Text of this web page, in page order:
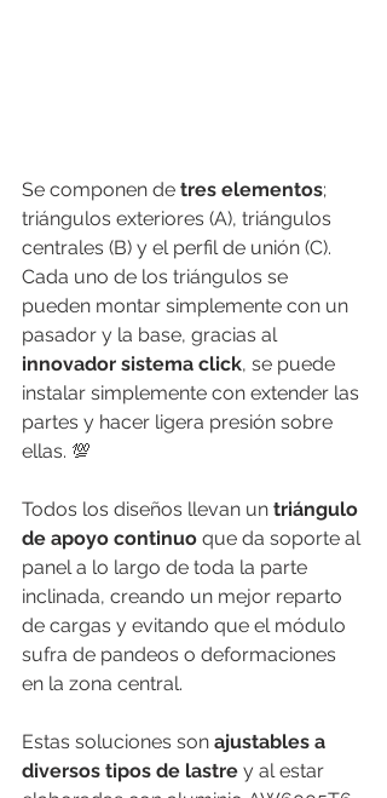
Se componen de tres elementos;
triángulos exteriores (A), triángulos
centrales (B) y el perfil de unión (C).
Cada uno de los triángulos se
pueden montar simplemente con un
pasador y la base, gracias al
innovador sistema click, se puede
instalar simplemente con extender las
partes y hacer ligera presión sobre
ellas. 💯
Todos los diseños llevan un triángulo
de apoyo continuo que da soporte al
panel a lo largo de toda la parte
inclinada, creando un mejor reparto
de cargas y evitando que el módulo
sufra de pandeos o deformaciones
en la zona central.
Estas soluciones son ajustables a
diversos tipos de lastre y al estar